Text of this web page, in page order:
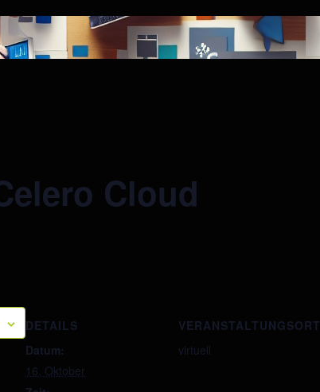
Cloud
DETAILS
Datum:
16. Oktober
VERANSTALTUNGSORT
virtuell